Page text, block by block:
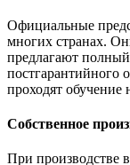
Официальные
многих странах.
предлагают полный
постгарантийного
проходят
Собственное
При производстве